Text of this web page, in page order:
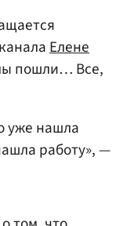
Елене
пошли… Все,
уже нашла
работу», —